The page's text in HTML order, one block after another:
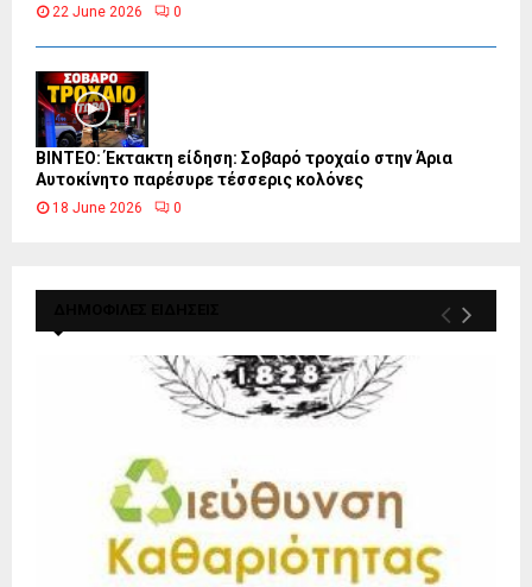
22 June 2026 0
ΒΙΝΤΕΟ: Έκτακτη είδηση: Σοβαρό τροχαίο στην Άρια
Αυτοκίνητο παρέσυρε τέσσερις κολόνες
18 June 2026 0